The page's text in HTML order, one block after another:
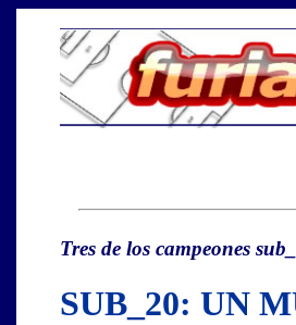
Tres de los campeones
SUB_20: UN